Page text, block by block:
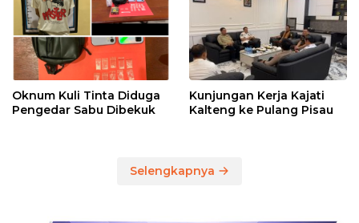
Oknum Kuli Tinta Diduga
Pengedar Sabu Dibekuk
Kunjungan Kerja Kajati
Kalteng ke Pulang Pisau
Selengkapnya